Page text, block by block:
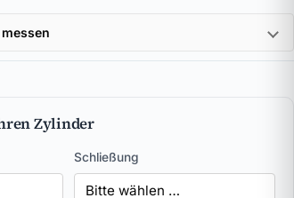
Zylinder
Schließung